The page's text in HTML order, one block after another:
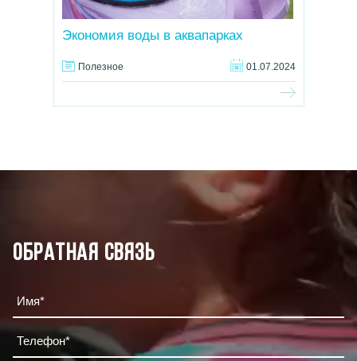
Экономия воды в аквапарках
Полезное 01.07.2024
Обратная связь